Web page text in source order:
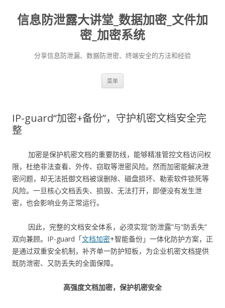
信息防泄露大讲堂_数据加密_文件加
密_加密系统
分享信息防泄漏、数据防泄密、终端安全的方法和经验
菜单
IP-guard“加密+备份”，守护机密文档安全完
整
加密是保护机密文档的重要防线，能够精准管控文档访问权
限，杜绝非法查看、外传、窃取等泄密风险。然而加密能解决泄
密问题，却无法抵御文档被误删除、磁盘损坏、勒索软件锁死等
风险。一旦核心文档丢失、损毁、无法打开，即便没有发生泄
密，也会影响业务正常运行。
因此，完整的文档安全体系，必须实现“防泄露”与“防丢失”
双向兼顾。IP-guard「文档加密+智能备份」一体化防护方案，正
是通过双重安全机制，补齐单一防护短板，为企业机密文档提供
既防泄密、又防丢失的全面保障。
高强度文档加密，保护机密安全